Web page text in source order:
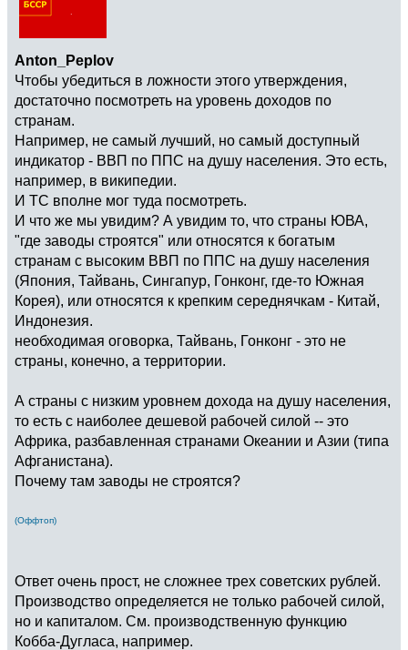
Anton_Peplov
Чтобы убедиться в ложности этого утверждения,
достаточно посмотреть на уровень доходов по
странам.
Например, не самый лучший, но самый доступный
индикатор - ВВП по ППС на душу населения. Это есть,
например, в википедии.
И ТС вполне мог туда посмотреть.
И что же мы увидим? А увидим то, что страны ЮВА,
"где заводы строятся" или относятся к богатым
странам с высоким ВВП по ППС на душу населения
(Япония, Тайвань, Сингапур, Гонконг, где-то Южная
Корея), или относятся к крепким середнячкам - Китай,
Индонезия.
необходимая оговорка, Тайвань, Гонконг - это не
страны, конечно, а территории.
А страны с низким уровнем дохода на душу населения,
то есть с наиболее дешевой рабочей силой -- это
Африка, разбавленная странами Океании и Азии (типа
Афганистана).
Почему там заводы не строятся?
(Оффтоп)
Ответ очень прост, не сложнее трех советских рублей.
Производство определяется не только рабочей силой,
но и капиталом. См. производственную функцию
Кобба-Дугласа, например.